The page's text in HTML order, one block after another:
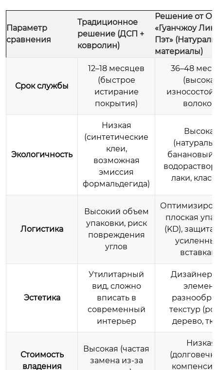
Параметр
сравнения
Традиционное
решение (ДСП +
ковролин)
Решение от
«Гуанчжоу
Пэт»
материалы)
Срок службы
12–18 месяцев
(быстрое
истирание
покрытия)
36–48
Экологичность
Низкая
(синтетические
клеи,
возможная
эмиссия
формальдегида)
банановый
лаки,
Логистика
Высокий объем
упаковки, риск
повреждения
углов
плоская
(KD), защита
Эстетика
Утилитарный
вид, сложно
вписать в
современный
интерьер
текстур
дерево,
Стоимость
владения
Высокая (частая
замена из-за
Низкая